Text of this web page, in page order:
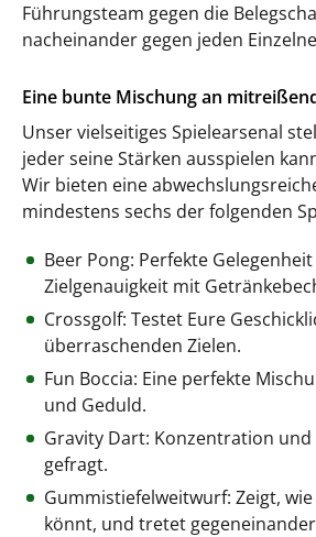
Führungsteam gegen die
nacheinander gegen jeden
Eine bunte Mischung an
Unser vielseitiges Spielearsenal
jeder seine Stärken ausspielen
Wir bieten eine
mindestens sechs der folgenden
Beer Pong: Perfekte
Zielgenauigkeit mit
Crossgolf: Testet Eure
überraschenden Zielen.
Fun Boccia: Eine perfekte
und Geduld.
Gravity Dart: Konzentration
gefragt.
Gummistiefelweitwurf: Zeigt,
könnt, und tretet